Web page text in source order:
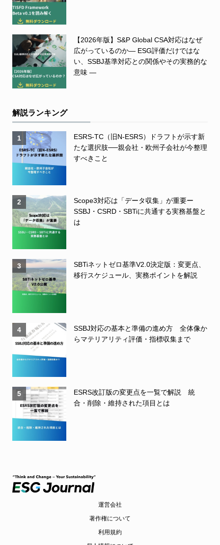
【2026年版】S&P Global CSA対応はなぜ
広がっているのか― ESG評価だけではな
い、SSBJ基準対応との関係やその実務的な
意味 ―
解説ランキング
1
ESRS-TC（旧N-ESRS）ドラフトが示す新
たな選択肢──親会社・欧州子会社が今整理
すべきこと
2
Scope3対応は「データ収集」が重要ー
SSBJ・CSRD・SBTiに共通する実務基盤と
は
3
SBTiネットゼロ基準V2.0決定版：変更点、
移行スケジュール、実務ポイントを解説
4
SSBJ対応の基本と準備の進め方 全体像か
らマテリアリティ評価・指標収集まで
5
ESRS改訂版の変更点を一覧で解説 統
合・削除・維持された項目とは
運営会社
著作権について
利用規約